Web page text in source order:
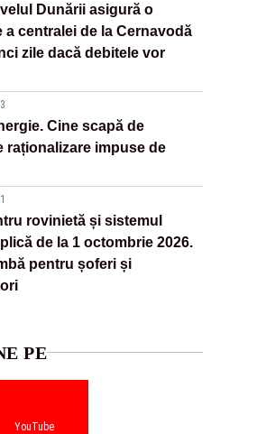
Dunării asigură o
a centralei de la Cernavodă
zile dacă debitele vor
Cine scapă de
raționalizare impuse de
rovinietă și sistemul
de la 1 octombrie 2026.
pentru șoferi și
PE
YouTube